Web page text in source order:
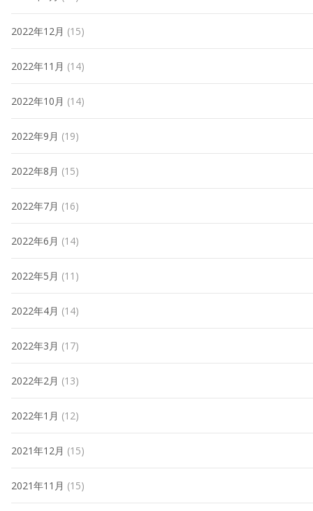
2022年12月 (15)
2022年11月 (14)
2022年10月 (14)
2022年9月 (19)
2022年8月 (15)
2022年7月 (16)
2022年6月 (14)
2022年5月 (11)
2022年4月 (14)
2022年3月 (17)
2022年2月 (13)
2022年1月 (12)
2021年12月 (15)
2021年11月 (15)